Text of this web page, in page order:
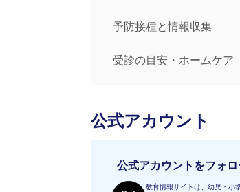
予防接種と情報収集
受診の目安・ホームケア
公式アカウント
公式アカウントをフォロ
教育情報サイトは、幼児・小